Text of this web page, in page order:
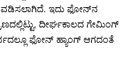
ಇದು ಫೋನ್‌ನ
ದೀರ್ಘಕಾಲದ ಗೇಮಿಂಗ್
ಫೋನ್ ಹ್ಯಾಂಗ್ ಆಗದಂತೆ